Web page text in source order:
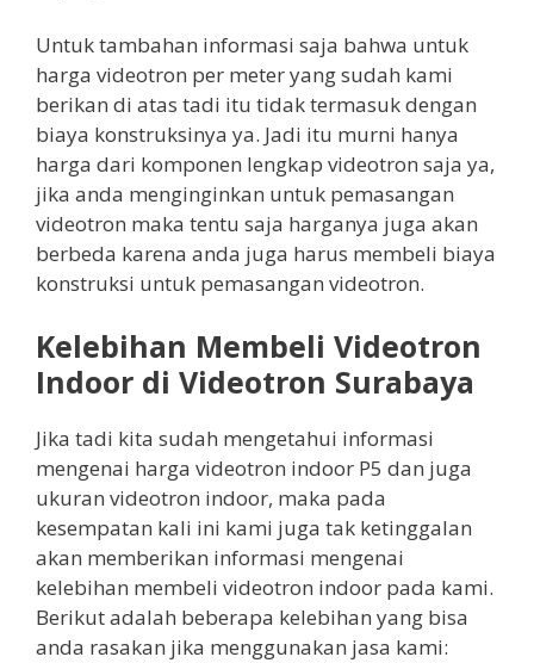
Untuk tambahan informasi saja bahwa untuk
harga videotron per meter yang sudah kami
berikan di atas tadi itu tidak termasuk dengan
biaya konstruksinya ya. Jadi itu murni hanya
harga dari komponen lengkap videotron saja ya,
jika anda menginginkan untuk pemasangan
videotron maka tentu saja harganya juga akan
berbeda karena anda juga harus membeli biaya
konstruksi untuk pemasangan videotron.
Kelebihan Membeli Videotron
Indoor di Videotron Surabaya
Jika tadi kita sudah mengetahui informasi
mengenai harga videotron indoor P5 dan juga
ukuran videotron indoor, maka pada
kesempatan kali ini kami juga tak ketinggalan
akan memberikan informasi mengenai
kelebihan membeli videotron indoor pada kami.
Berikut adalah beberapa kelebihan yang bisa
anda rasakan jika menggunakan jasa kami: